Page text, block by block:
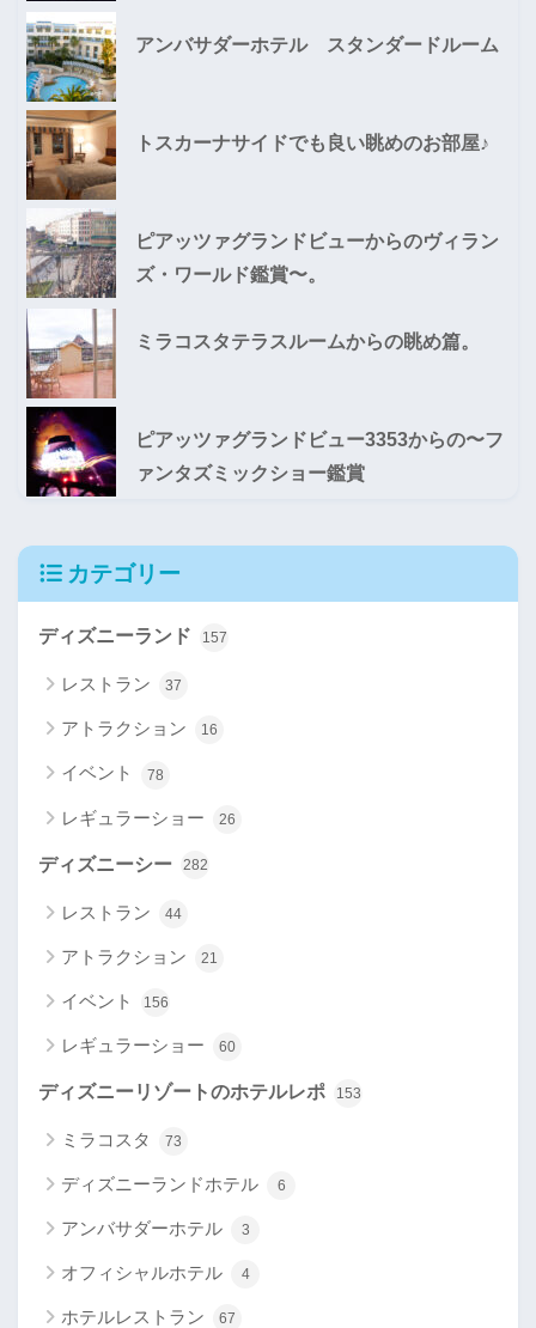
アンバサダーホテル スタンダードルーム
トスカーナサイドでも良い眺めのお部屋♪
ピアッツァグランドビューからのヴィラン
ズ・ワールド鑑賞〜。
ミラコスタテラスルームからの眺め篇。
ピアッツァグランドビュー3353からの〜フ
ァンタズミックショー鑑賞
カテゴリー
ディズニーランド 157
レストラン 37
アトラクション 16
イベント 78
レギュラーショー 26
ディズニーシー 282
レストラン 44
アトラクション 21
イベント 156
レギュラーショー 60
ディズニーリゾートのホテルレポ 153
ミラコスタ 73
ディズニーランドホテル 6
アンバサダーホテル 3
オフィシャルホテル 4
ホテルレストラン 67